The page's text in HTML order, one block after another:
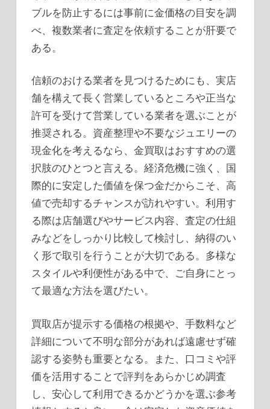
ブルを防止するには事前に金価格の目安を調
べ、複数業者に査定を依頼することが肝要で
ある。
信頼のおける業者を見つけるためにも、実店
舗を構えて長く営業しているところや正当な
許可を受けて営業している業者を選ぶことが
推奨される。資産整理や不要なジュエリーの
現金化を考えるなら、金買取はおすすめの選
択肢のひとつと言える。経済危機に強く、国
際的に安定した価値を保つ金だからこそ、高
値で売却するチャンスが訪れやすい。利用す
る際は店舗選びやサービス内容、査定の仕組
みなどをしっかり比較して検討し、納得のい
く形で取引を行うことが大切である。多様な
スタイルや利便性がある中で、ご自身にとっ
て最適な方法を選びたい。
買取店が提示する価格の根拠や、手数料など
詳細について不明な部分があれば遠慮せず確
認する姿勢も重要となる。また、口コミや評
価を活用することで評判をあらかじめ調査
し、安心して利用できるかどうかを選ぶ参考